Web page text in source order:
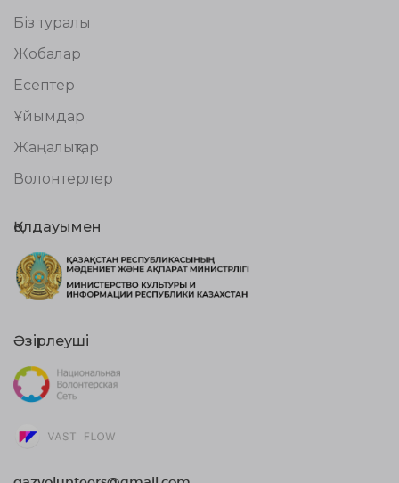
Біз туралы
Жобалар
Есептер
Ұйымдар
Жаңалықтар
Волонтерлер
Қолдауымен
Әзірлеуші